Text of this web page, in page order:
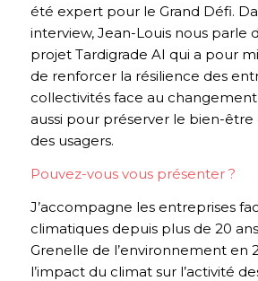
été expert pour le Grand Défi.
interview, Jean-Louis nous parle
projet Tardigrade AI qui a pour
de renforcer la résilience des
collectivités face au
aussi pour préserver le bien-
des usagers.
Pouvez-vous vous présenter ?
J’accompagne les entreprises
climatiques depuis plus de 20
Grenelle de l’environnement en
l’impact du climat sur l’activité